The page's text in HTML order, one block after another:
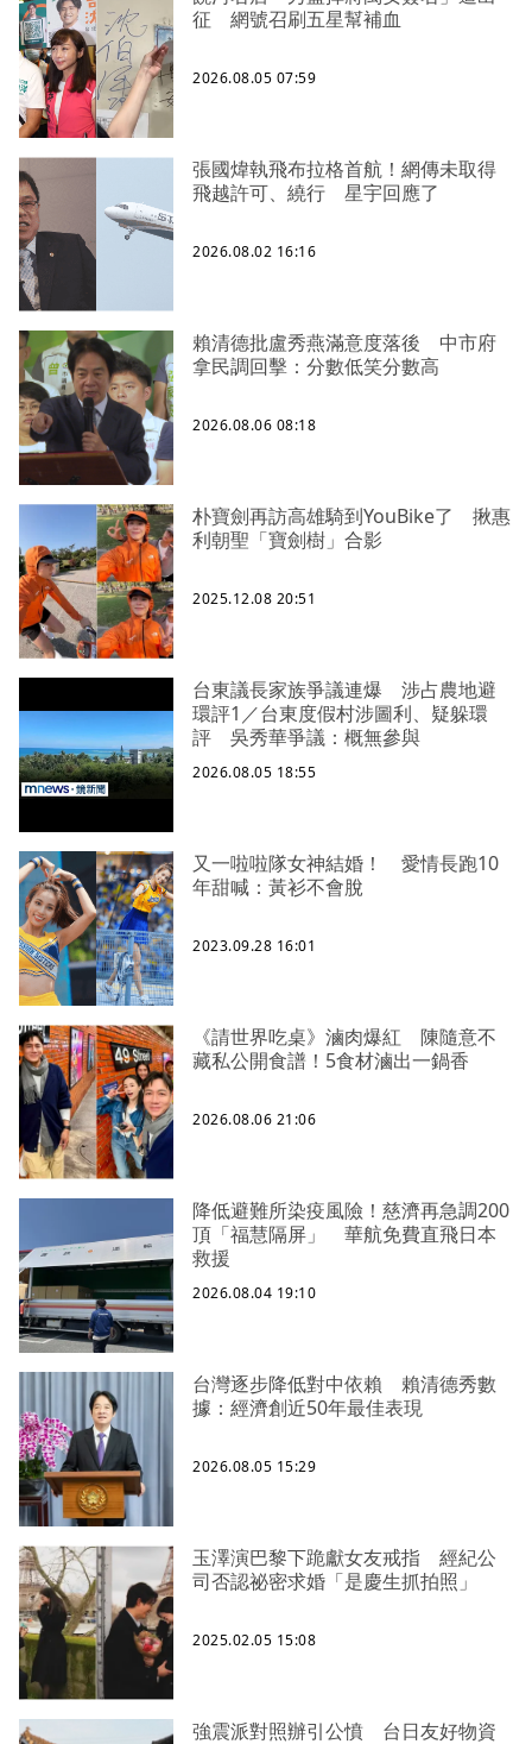
征 網號召刷五星幫補血
2026.08.05 07:59
張國煒執飛布拉格首航！網傳未取得
飛越許可、繞行 星宇回應了
2026.08.02 16:16
賴清德批盧秀燕滿意度落後 中市府
拿民調回擊：分數低笑分數高
2026.08.06 08:18
朴寶劍再訪高雄騎到YouBike了 揪惠
利朝聖「寶劍樹」合影
2025.12.08 20:51
台東議長家族爭議連爆 涉占農地避
環評1／台東度假村涉圖利、疑躲環
評 吳秀華爭議：概無參與
2026.08.05 18:55
又一啦啦隊女神結婚！ 愛情長跑10
年甜喊：黃衫不會脫
2023.09.28 16:01
《請世界吃桌》滷肉爆紅 陳隨意不
藏私公開食譜！5食材滷出一鍋香
2026.08.06 21:06
降低避難所染疫風險！慈濟再急調200
頂「福慧隔屏」 華航免費直飛日本
救援
2026.08.04 19:10
台灣逐步降低對中依賴 賴清德秀數
據：經濟創近50年最佳表現
2026.08.05 15:29
玉澤演巴黎下跪獻女友戒指 經紀公
司否認祕密求婚「是慶生抓拍照」
2025.02.05 15:08
強震派對照辦引公憤 台日友好物資